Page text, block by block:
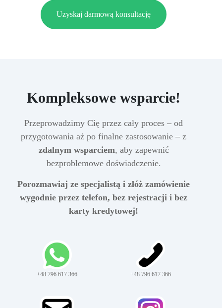
Uzyskaj darmową konsultację
Kompleksowe wsparcie!
Przeprowadzimy Cię przez cały proces – od
przygotowania aż po finalne zastosowanie – z
zdalnym wsparciem, aby zapewnić
bezproblemowe doświadczenie.
Porozmawiaj ze specjalistą i złóż zamówienie
wygodnie przez telefon, bez rejestracji i bez
karty kredytowej!
+48 796 617 366 +48 796 617 366